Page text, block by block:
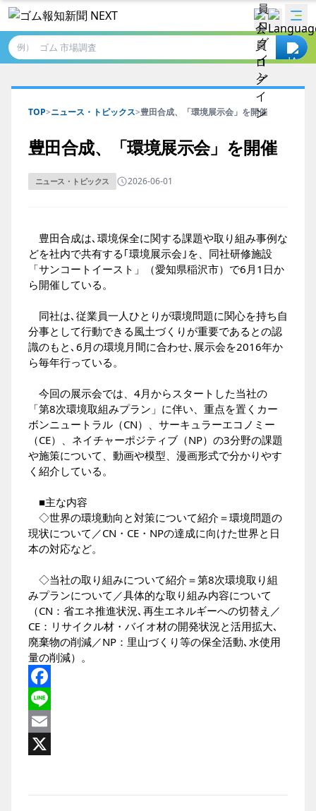
例）
TOP>ニュース・トピックス>豊田合成、「環境展示会」を開催
豊田合成、「環境展示会」を開催
ニュース・トピックス 2026-06-01
豊田合成は､環境保全に関する課題や取り組み事例な
どを社内で共有する｢環境展示会｣を、同社研修施設
「サンコートイースト」（愛知県稲沢市）で6月1日か
ら開催している。
同社は､従業員一人ひとりが環境問題に関心を持ち自
分事として行動できる風土づくりが重要であるとの認
識のもと､6月の環境月間に合わせ､展示会を2016年か
ら毎年行っている。
今回の展示会では、4月からスタートした当社の
「第8次環境取組みプラン」に伴い、重点を置くカー
ボンニュートラル（CN）、サーキュラーエコノミー
（CE）、ネイチャーポジティブ（NP）の3分野の課題
や施策について、動画や模型、漫画形式で分かりやす
く紹介している。
■主な内容
◇世界の環境動向と対策について紹介＝環境問題の
現状について／CN・CE・NPの達成に向けた世界と日
本の対応など。
◇当社の取り組みについて紹介＝第8次環境取り組
みプランについて／具体的な取り組み内容について
（CN：省エネ推進状況､再生エネルギーへの切替え／
CE：リサイクル材・バイオ材の開発状況と活用拡大､
廃棄物の削減／NP：里山づくり等の保全活動､水使用
量の削減）。
Facebook
Line
Email